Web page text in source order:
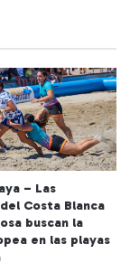
– Las
Costa Blanca
buscan la
en las playas